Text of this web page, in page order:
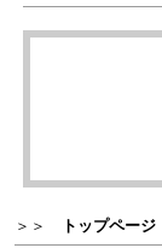
＞＞ トップページ